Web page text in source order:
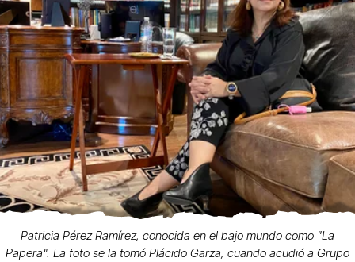
Patricia Pérez Ramírez, conocida en el bajo mundo como "La
Papera". La foto se la tomó Plácido Garza, cuando acudió a Grupo